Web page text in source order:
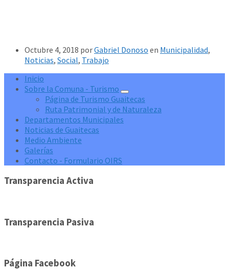
Octubre 4, 2018 porGabriel Donoso en Municipalidad,
Noticias, Social, Trabajo
Inicio
Sobre la Comuna - Turismo
Página de Turismo Guaitecas
Ruta Patrimonial y de Naturaleza
Departamentos Municipales
Noticias de Guaitecas
Medio Ambiente
Galerías
Contacto - Formulario OIRS
Transparencia Activa
Transparencia Pasiva
Página Facebook